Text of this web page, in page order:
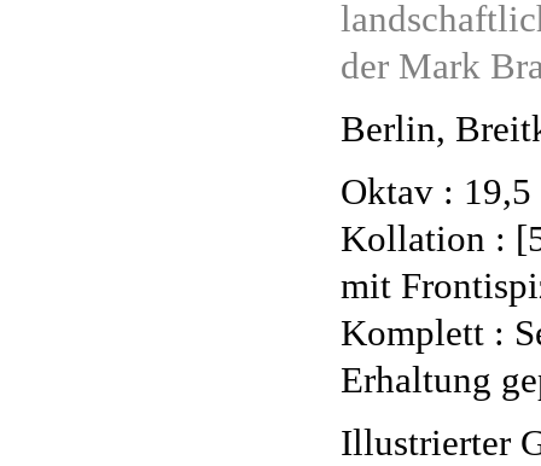
der Mark
Berlin,
Oktav :
Kollation :
mit
Komplett :
Erhaltung
Illustrierter